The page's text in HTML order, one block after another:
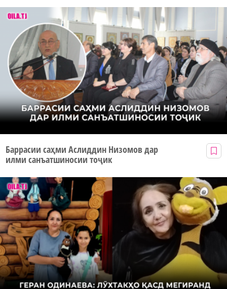
Баррасии саҳми Аслиддин Низомов дар
илми санъатшиносии тоҷик